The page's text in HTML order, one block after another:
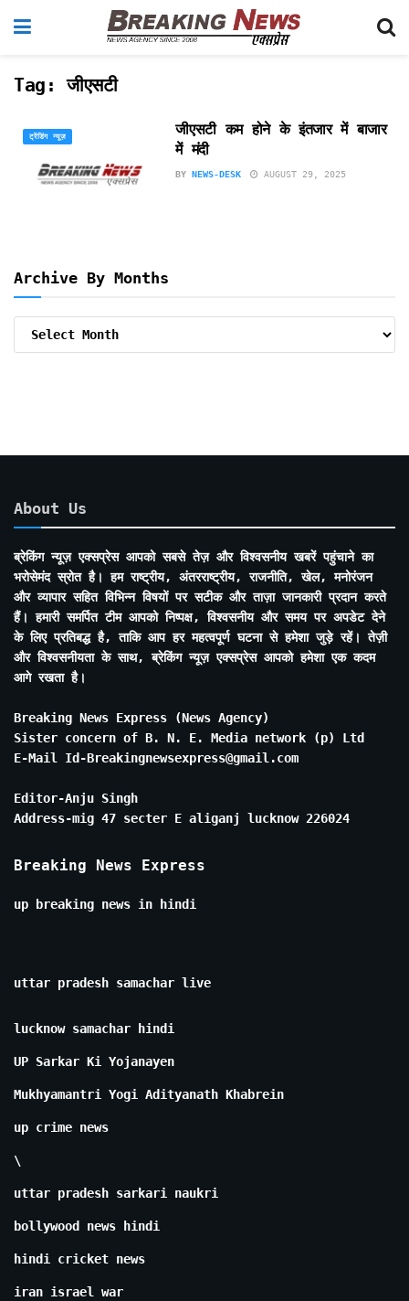
Tag:जीएसटी
ट्रेंडिंग न्यूज़
जीएसटी कम होने के इंतजार में बाजार
में मंदी
BY NEWS-DESK AUGUST 29, 2025
Archive By Months
About Us
ब्रेकिंग न्यूज़ एक्सप्रेस आपको सबसे तेज़ और विश्वसनीय खबरें पहुंचाने का
भरोसेमंद स्रोत है। हम राष्ट्रीय, अंतरराष्ट्रीय, राजनीति, खेल, मनोरंजन
और व्यापार सहित विभिन्न विषयों पर सटीक और ताज़ा जानकारी प्रदान करते
हैं। हमारी समर्पित टीम आपको निष्पक्ष, विश्वसनीय और समय पर अपडेट देने
के लिए प्रतिबद्ध है, ताकि आप हर महत्वपूर्ण घटना से हमेशा जुड़े रहें। तेज़ी
और विश्वसनीयता के साथ, ब्रेकिंग न्यूज़ एक्सप्रेस आपको हमेशा एक कदम
आगे रखता है।
Breaking News Express (News Agency)
Sister concern of B. N. E. Media network (p) Ltd
E-Mail Id-Breakingnewsexpress@gmail.com
Editor-Anju Singh
Address-mig 47 secter E aliganj lucknow 226024
Breaking News Express
up breaking news in hindi
uttar pradesh samachar live
lucknow samachar hindi
UP Sarkar Ki Yojanayen
Mukhyamantri Yogi Adityanath Khabrein
up crime news
\
uttar pradesh sarkari naukri
bollywood news hindi
hindi cricket news
iran israel war